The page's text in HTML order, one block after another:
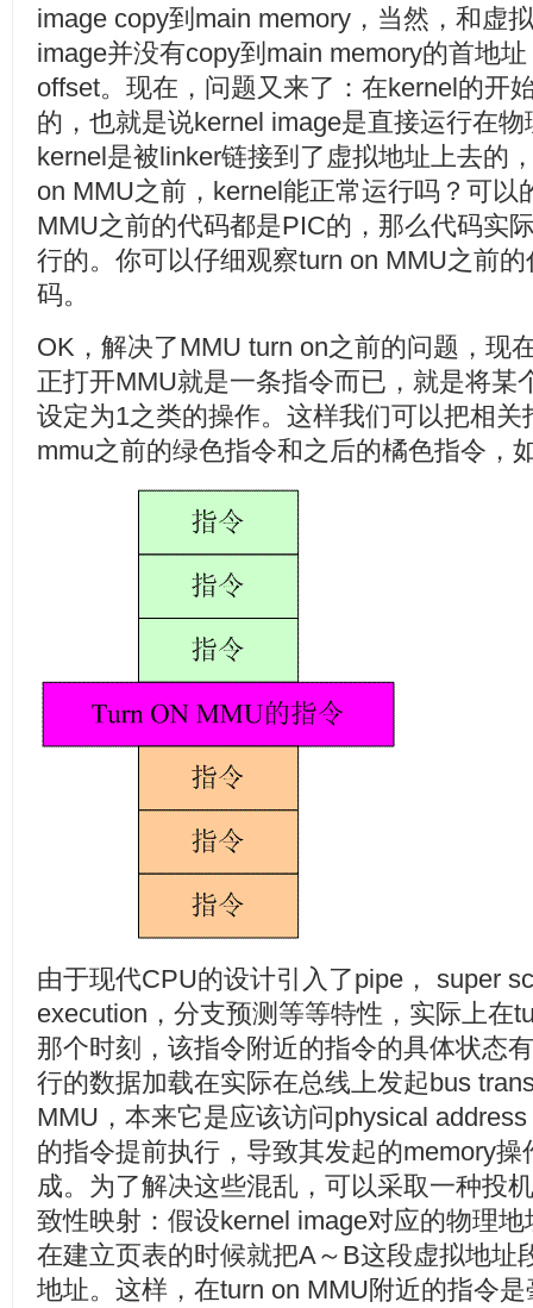
image copy到main memory，当然，和虚
image并没有copy到main memory的首地
offset。现在，问题又来了：在kernel的开
的，也就是说kernel image是直接运行在
kernel是被linker链接到了虚拟地址上去的
on MMU之前，kernel能正常运行吗？可以
MMU之前的代码都是PIC的，那么代码实
行的。你可以仔细观察turn on MMU之前
码。
OK，解决了MMU turn on之前的问题，现
正打开MMU就是一条指令而已，就是将某
设定为1之类的操作。这样我们可以把相关
mmu之前的绿色指令和之后的橘色指令，
由于现代CPU的设计引入了pipe， super
execution，分支预测等等特性，实际上在
那个时刻，该指令附近的指令的具体状态
行的数据加载在实际在总线上发起bus
MMU，本来它是应该访问physical
的指令提前执行，导致其发起的memory
成。为了解决这些混乱，可以采取一种投
致性映射：假设kernel image对应的物理
在建立页表的时候就把A～B这段虚拟地址
地址。这样，在turn on MMU附近的指令